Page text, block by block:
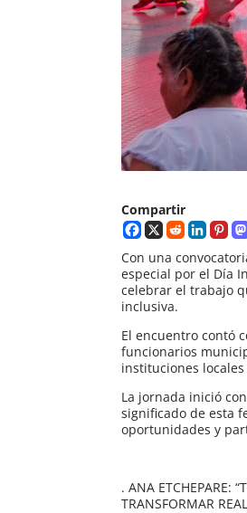
Compartir
Con una
especial por el Día
celebrar el trabajo
inclusiva.
El encuentro contó
funcionarios
instituciones
La jornada inició
significado de esta
oportunidades y
. ANA ETCHEPARE:
TRANSFORMAR